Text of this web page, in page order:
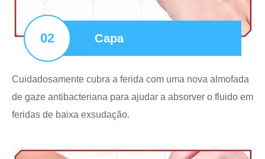
02 Capa
Cuidadosamente cubra a ferida com uma nova almofada
de gaze antibacteriana para ajudar a absorver o fluido em
feridas de baixa exsudação.